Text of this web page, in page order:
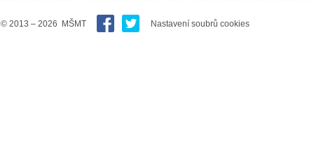
© 2013 – 2026 MŠMT Nastavení soubrů cookies